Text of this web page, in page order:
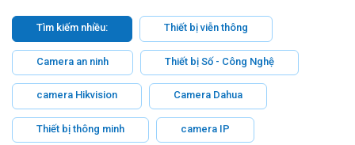
Tìm kiếm nhiều: Thiết bị viễn thông
Camera an ninh Thiết bị Số - Công Nghệ
camera Hikvision Camera Dahua
Thiết bị thông minh camera IP